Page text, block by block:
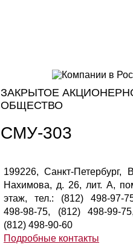
ЗАКРЫТОЕ
ОБЩЕСТВО
СМУ-303
199226, Санкт-Петербург,
Нахимова, д. 26, лит. А,
этаж, тел.: (812) 498-97-
498-98-75, (812) 498-99-
(812) 498-90-60
Подробные контакты